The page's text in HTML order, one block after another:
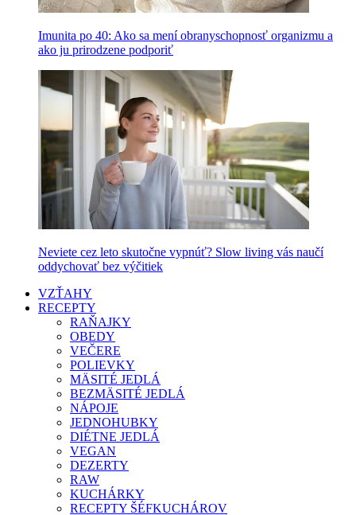
Imunita po 40: Ako sa mení obranyschopnosť organizmu a
ako ju prirodzene podporiť
Neviete cez leto skutočne vypnúť? Slow living vás naučí
oddychovať bez výčitiek
VZŤAHY
RECEPTY
RAŇAJKY
OBEDY
VEČERE
POLIEVKY
MÄSITÉ JEDLÁ
BEZMÄSITÉ JEDLÁ
NÁPOJE
JEDNOHUBKY
DIÉTNE JEDLÁ
VEGAN
DEZERTY
RAW
KUCHÁRKY
RECEPTY ŠÉFKUCHÁROV